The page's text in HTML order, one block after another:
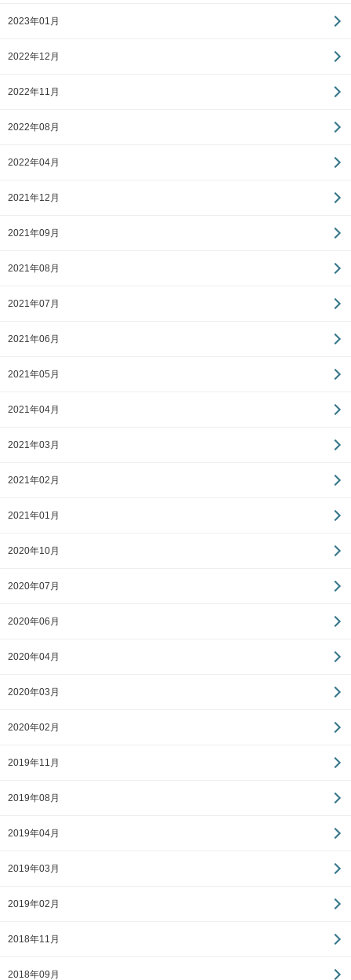
2023年01月
2022年12月
2022年11月
2022年08月
2022年04月
2021年12月
2021年09月
2021年08月
2021年07月
2021年06月
2021年05月
2021年04月
2021年03月
2021年02月
2021年01月
2020年10月
2020年07月
2020年06月
2020年04月
2020年03月
2020年02月
2019年11月
2019年08月
2019年04月
2019年03月
2019年02月
2018年11月
2018年09月